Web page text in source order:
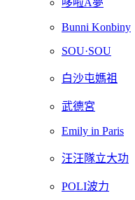
Bunni Konbiny
SOU·SOU
白沙屯媽祖
武德宮
Emily in Paris
汪汪隊立大功
POLI波力